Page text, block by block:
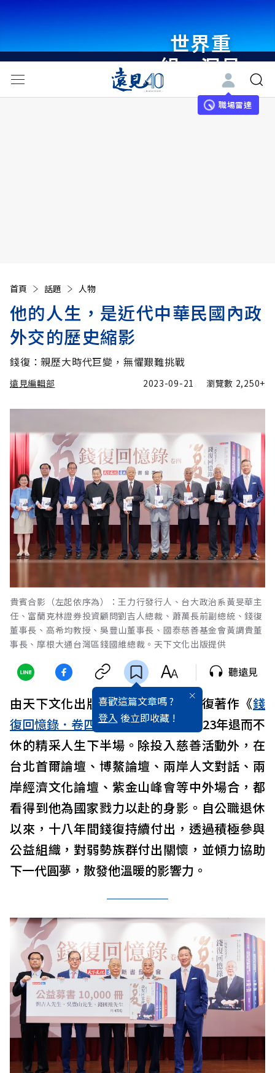
世界重
組・洞見
未來 與
世界領袖
職場雷達
首頁 話題 人物
他的人生，是近代中華民國內政
外交的歷史縮影
錢復：親歷大時代巨變，無懼艱難挑戰
遠見編輯部 2023-09-21 瀏覽數 2,250+
貴賓合影（左起依序為）：王力行發行人、台大政治系黃旻華主
任、富蘭克林證券投資顧問劉吉人總裁、蕭萬長前副總統、錢復
董事長、高希均教授、吳豐山董事長、國泰慈善基金會黃調貴董
事長、摩根大通台灣區錢國維總裁。天下文化出版提供
喜歡這篇文章嗎 ?
登入 後立即收藏 !
聽遠見
由天下文化出版、一代外交才子錢復著作《錢
復回憶錄．卷四 》，講述其2005-2023年退而不
休的精采人生下半場。除投入慈善活動外，在
台北首爾論壇、博鰲論壇、兩岸人文對話、兩
岸經濟文化論壇、紫金山峰會等中外場合，都
看得到他為國家戮力以赴的身影。自公職退休
以來，十八年間錢復持續付出，透過積極參與
公益組織，對弱勢族群付出關懷，並傾力協助
下一代圓夢，散發他溫暖的影響力。